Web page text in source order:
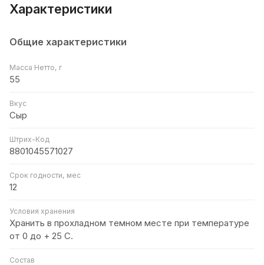
Характеристики
Общие характеристики
Масса Нетто, г
55
Вкус
Сыр
Штрих-Код
8801045571027
Срок годности, мес
12
Условия хранения
Хранить в прохладном темном месте при температуре
от 0 до + 25 C.
Состав